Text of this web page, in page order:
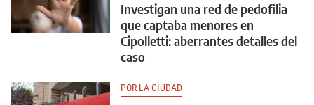
Investigan una red de pedofilia
que captaba menores en
Cipolletti: aberrantes detalles del
caso
POR LA CIUDAD